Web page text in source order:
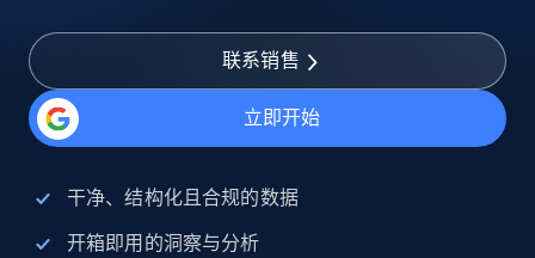
联系销售
立即开始
干净、结构化且合规的数据
开箱即用的洞察与分析